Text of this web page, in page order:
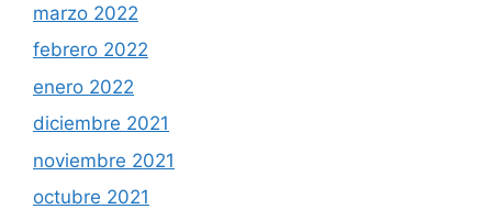
marzo 2022
febrero 2022
enero 2022
diciembre 2021
noviembre 2021
octubre 2021